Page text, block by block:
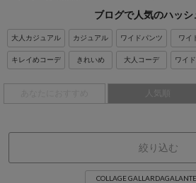
ブログで人気のハッシ
大人カジュアル
キレイめコーデ
カジュアル
きれいめ
ワイドパンツ
大人コーデ
ワイ
ワイ
人気順
絞り込む
COLLAGE GALLARDAGALANTE